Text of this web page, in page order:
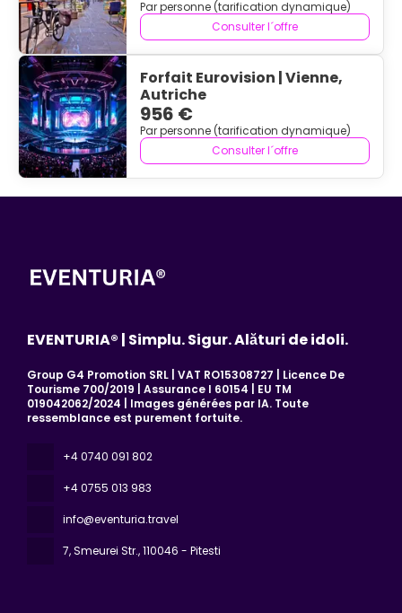
Par personne (tarification dynamique)
Consulter l´offre
Forfait Eurovision | Vienne,
Autriche
956 €
Par personne (tarification dynamique)
Consulter l´offre
EVENTURIA® | Simplu. Sigur. Alături de idoli.
Group G4 Promotion SRL | VAT RO15308727 | Licence De
Tourisme 700/2019 | Assurance I 60154 | EU TM
019042062/2024 | Images générées par IA. Toute
ressemblance est purement fortuite.
+4 0740 091 802
+4 0755 013 983
info@eventuria.travel
7, Smeurei Str., 110046 - Pitesti